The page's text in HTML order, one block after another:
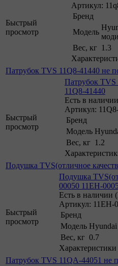
Быстрый
просмотр
Артикул:
Бренд
Модель
Вес, кг
1.3
Патрубок TVS 11Q8-41440 не
Быстрый
просмотр
Патрубок TVS
11Q8-41440
Есть в
Артикул:
Бренд
Модель
Вес, кг
1.2
Подушка TVS(отличное
Быстрый
просмотр
Подушка
00050 11EH-
Есть в наличии
Артикул: 11EH-
Бренд
Модель Hyundai
Вес, кг 0.7
Характеристики
Патрубок TVS 11QA-44051 не